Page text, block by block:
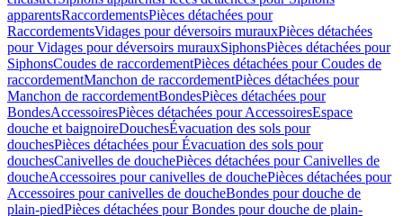
apparentsRaccordementsPièces détachées pour
RaccordementsVidages pour déversoirs murauxPièces détachées
pour Vidages pour déversoirs murauxSiphonsPièces détachées pour
SiphonsCoudes de raccordementPièces détachées pour Coudes de
raccordementManchon de raccordementPièces détachées pour
Manchon de raccordementBondesPièces détachées pour
BondesAccessoiresPièces détachées pour AccessoiresEspace
douche et baignoireDouchesÉvacuation des sols pour
douchesPièces détachées pour Évacuation des sols pour
douchesCanivelles de douchePièces détachées pour Canivelles de
doucheAccessoires pour canivelles de douchePièces détachées pour
Accessoires pour canivelles de doucheBondes pour douche de
plain-piedPièces détachées pour Bondes pour douche de plain-